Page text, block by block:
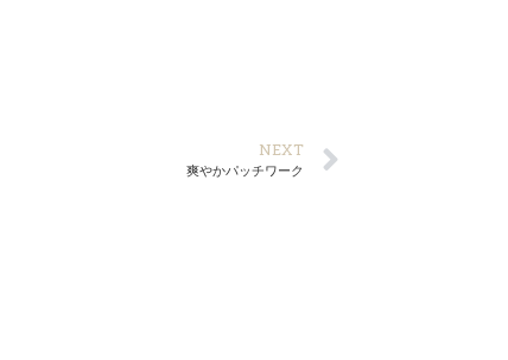
NEXT
爽やかパッチワーク